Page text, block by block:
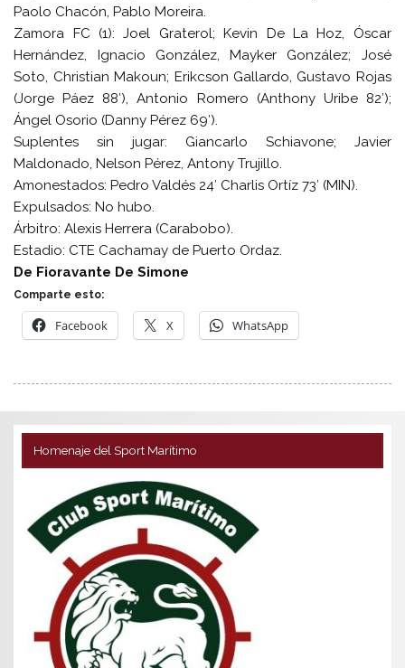
Paolo Chacón, Pablo Moreira.
Zamora FC (1): Joel Graterol; Kevin De La Hoz, Óscar
Hernández, Ignacio González, Mayker González; José
Soto, Christian Makoun; Erikcson Gallardo, Gustavo Rojas
(Jorge Páez 88′), Antonio Romero (Anthony Uribe 82′);
Ángel Osorio (Danny Pérez 69′).
Suplentes sin jugar: Giancarlo Schiavone; Javier
Maldonado, Nelson Pérez, Antony Trujillo.
Amonestados: Pedro Valdés 24′ Charlis Ortíz 73′ (MIN).
Expulsados: No hubo.
Árbitro: Alexis Herrera (Carabobo).
Estadio: CTE Cachamay de Puerto Ordaz.
De Fioravante De Simone
Comparte esto:
Facebook X WhatsApp
Homenaje del Sport Marítimo